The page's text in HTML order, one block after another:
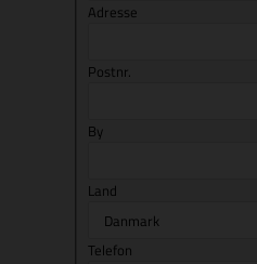
Adresse
Postnr.
By
Land
Telefon